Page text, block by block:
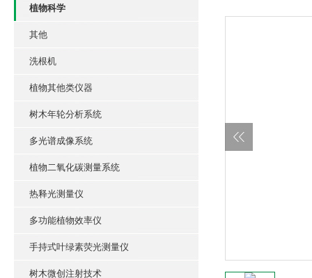
植物科学
其他
洗根机
植物其他类仪器
树木年轮分析系统
多光谱成像系统
植物二氧化碳测量系统
热释光测量仪
多功能植物效率仪
手持式叶绿素荧光测量仪
树木微创注射技术